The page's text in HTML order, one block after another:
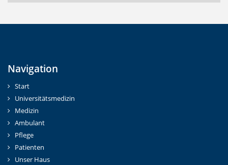
Navigation
Start
Universitätsmedizin
Medizin
Ambulant
Pflege
Patienten
Unser Haus